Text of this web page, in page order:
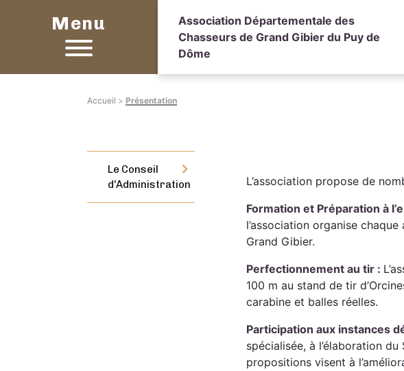
Menu
Association Départementale des
Chasseurs de Grand Gibier du Puy de
Dôme
Accueil > Présentation
L’association propose de
Formation et Préparation à
l’association organise
Grand Gibier.
Perfectionnement au tir :
100 m au stand de tir
carabine et balles réelles.
Participation aux instances
spécialisée, à l’élaboration
propositions visent à
Le Conseil
d'Administration